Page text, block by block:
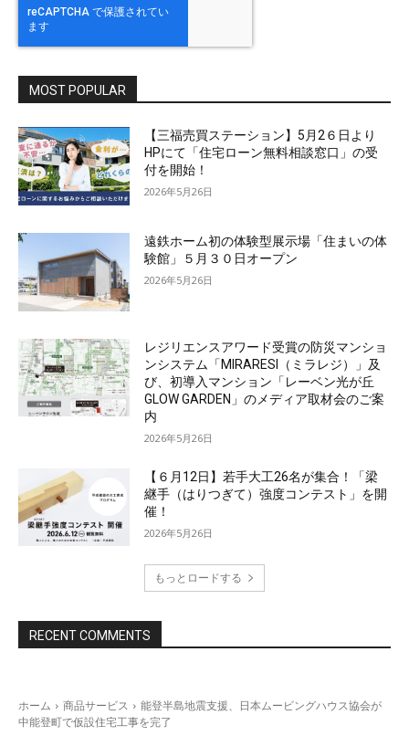
MOST POPULAR
【三福売買ステーション】5月2６日より
HPにて「住宅ローン無料相談窓口」の受
付を開始！
2026年5月26日
遠鉄ホーム初の体験型展示場「住まいの体
験館」５月３０日オープン
2026年5月26日
レジリエンスアワード受賞の防災マンショ
ンシステム「MIRARESI（ミラレジ）」及
び、初導入マンション「レーベン光が丘
GLOW GARDEN」のメディア取材会のご案
内
2026年5月26日
【６月12日】若手大工26名が集合！「梁
継手（はりつぎて）強度コンテスト」を開
催！
2026年5月26日
もっとロードする
RECENT COMMENTS